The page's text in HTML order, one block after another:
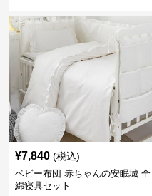
¥7,840 (税込)
ベビー布団 赤ちゃんの安眠城 全
綿寝具セット